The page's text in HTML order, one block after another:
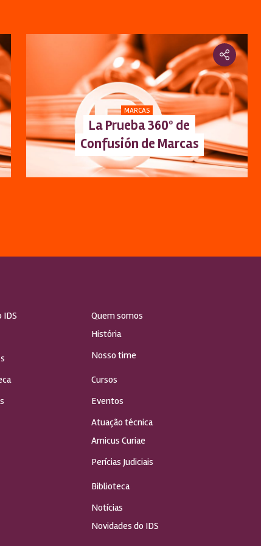
MARCAS
La Prueba 360º de
Confusión de Marcas
IDS
Quem somos
História
Nosso time
Cursos
Eventos
Atuação técnica
Amicus Curiae
Perícias Judiciais
Biblioteca
Notícias
Novidades do IDS